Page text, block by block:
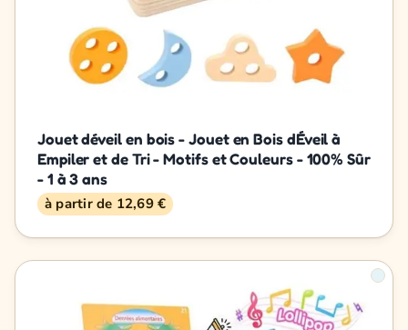
Jouet déveil en bois - Jouet en Bois dÉveil à
Empiler et de Tri - Motifs et Couleurs - 100% Sûr
- 1 à 3 ans
à partir de 12,69 €